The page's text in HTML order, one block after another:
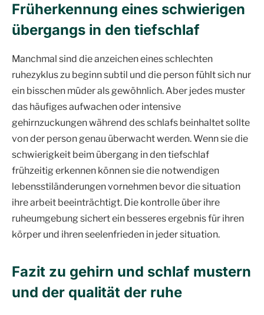
Früherkennung eines schwierigen
übergangs in den tiefschlaf
Manchmal sind die anzeichen eines schlechten
ruhezyklus zu beginn subtil und die person fühlt sich nur
ein bisschen müder als gewöhnlich. Aber jedes muster
das häufiges aufwachen oder intensive
gehirnzuckungen während des schlafs beinhaltet sollte
von der person genau überwacht werden. Wenn sie die
schwierigkeit beim übergang in den tiefschlaf
frühzeitig erkennen können sie die notwendigen
lebensstiländerungen vornehmen bevor die situation
ihre arbeit beeinträchtigt. Die kontrolle über ihre
ruheumgebung sichert ein besseres ergebnis für ihren
körper und ihren seelenfrieden in jeder situation.
Fazit zu gehirn und schlaf mustern
und der qualität der ruhe